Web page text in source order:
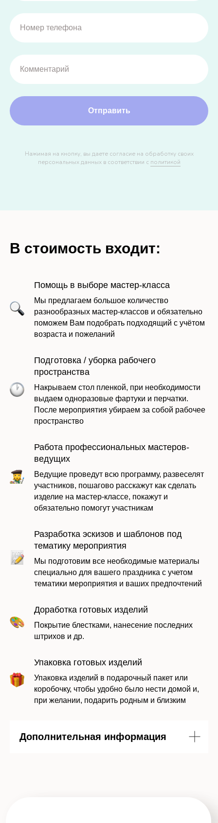
Отправить
Нажимая на кнопку, вы даете согласие на обработку своих
персональных данных в соответствии с политикой
В стоимость входит:
Помощь в выборе мастер-класса
Мы предлагаем большое количество
разнообразных мастер-классов и обязательно
поможем Вам подобрать подходящий с учётом
возраста и пожеланий
Подготовка / уборка рабочего
пространства
Накрываем стол пленкой, при необходимости
выдаем одноразовые фартуки и перчатки.
После мероприятия убираем за собой рабочее
пространство
Работа профессиональных мастеров-
ведущих
Ведущие проведут всю программу, развеселят
участников, пошагово расскажут как сделать
изделие на мастер-классе, покажут и
обязательно помогут участникам
Разработка эскизов и шаблонов под
тематику мероприятия
Мы подготовим все необходимые материалы
специально для вашего праздника с учетом
тематики мероприятия и ваших предпочтений
Доработка готовых изделий
Покрытие блестками, нанесение последних
штрихов и др.
Упаковка готовых изделий
Упаковка изделий в подарочный пакет или
коробочку, чтобы удобно было нести домой и,
при желании, подарить родным и близким
Дополнительная информация
Оставить заявку
Даю согласие на обработку моих
персональных данных в соответствии с
Отправить заявку